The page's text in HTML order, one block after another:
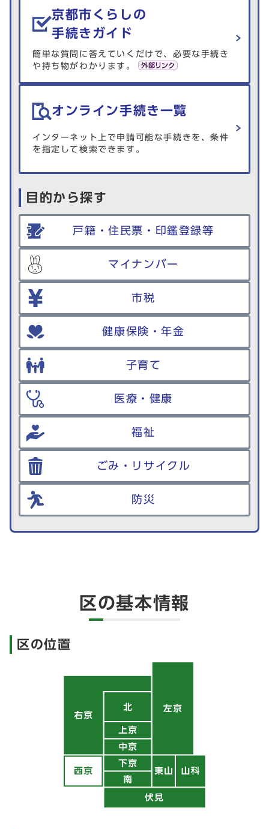
京都市くらしの
手続きガイド
簡単な質問に答えていくだけで、必要な手続き
や持ち物がわかります。
オンライン手続き一覧
インターネット上で申請可能な手続きを、条件
を指定して検索できます。
目的から探す
戸籍・住民票・印鑑登録等
マイナンバー
市税
健康保険・年金
子育て
医療・健康
福祉
ごみ・リサイクル
防災
区の基本情報
区の位置